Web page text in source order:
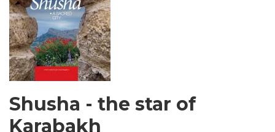
Shusha - the star of
Karabakh